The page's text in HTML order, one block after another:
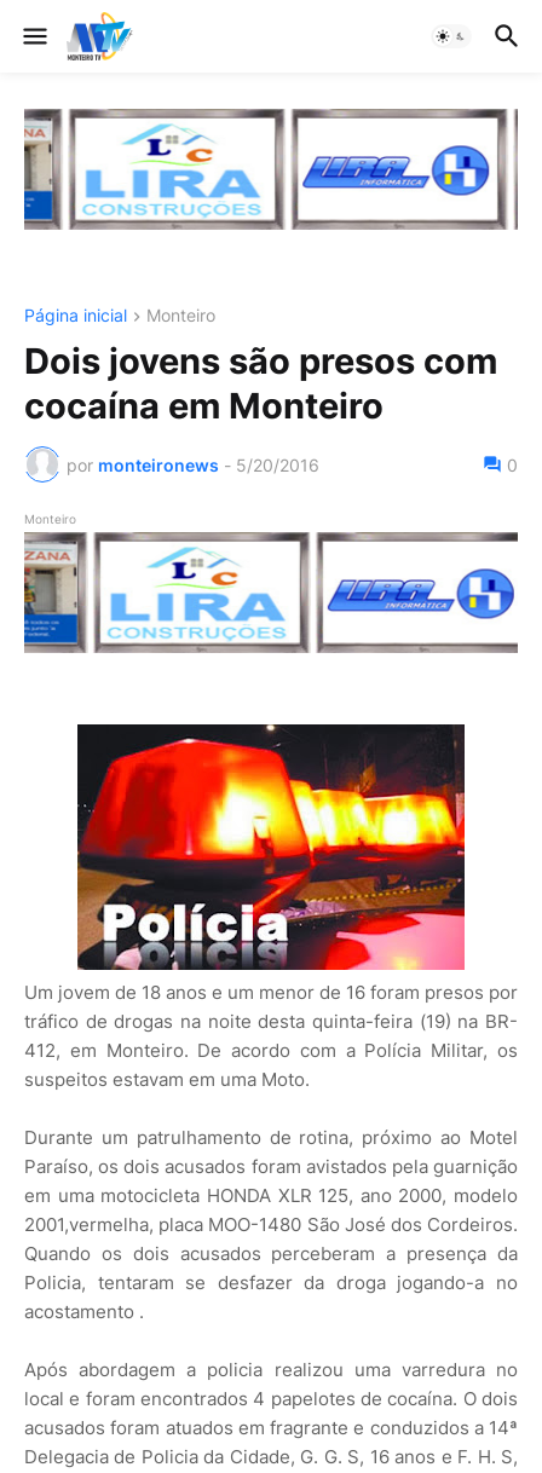
Página inicial Monteiro
Dois jovens são presos com
cocaína em Monteiro
por monteironews - 5/20/2016 0
Monteiro
Um jovem de 18 anos e um menor de 16 foram presos por
tráfico de drogas na noite desta quinta-feira (19) na BR-
412, em Monteiro. De acordo com a Polícia Militar, os
suspeitos estavam em uma Moto.
Durante um patrulhamento de rotina, próximo ao Motel
Paraíso, os dois acusados foram avistados pela guarnição
em uma motocicleta HONDA XLR 125, ano 2000, modelo
2001,vermelha, placa MOO-1480 São José dos Cordeiros.
Quando os dois acusados perceberam a presença da
Policia, tentaram se desfazer da droga jogando-a no
acostamento .
Após abordagem a policia realizou uma varredura no
local e foram encontrados 4 papelotes de cocaína. O dois
acusados foram atuados em fragrante e conduzidos a 14ª
Delegacia de Policia da Cidade, G. G. S, 16 anos e F. H. S,